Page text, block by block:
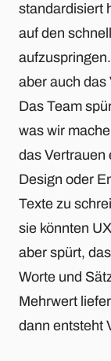
standardisiert
auf den
aber auch das
Das Team
was wir
das Vertrauen
Design oder
Texte zu
sie könnten
aber spürt,
Worte und
Mehrwert
dann entsteht